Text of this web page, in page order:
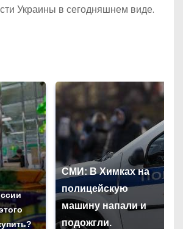
Украины в сегодняшнем виде.
СМИ: В Химках на
полицейскую
машину напали и
подожгли.